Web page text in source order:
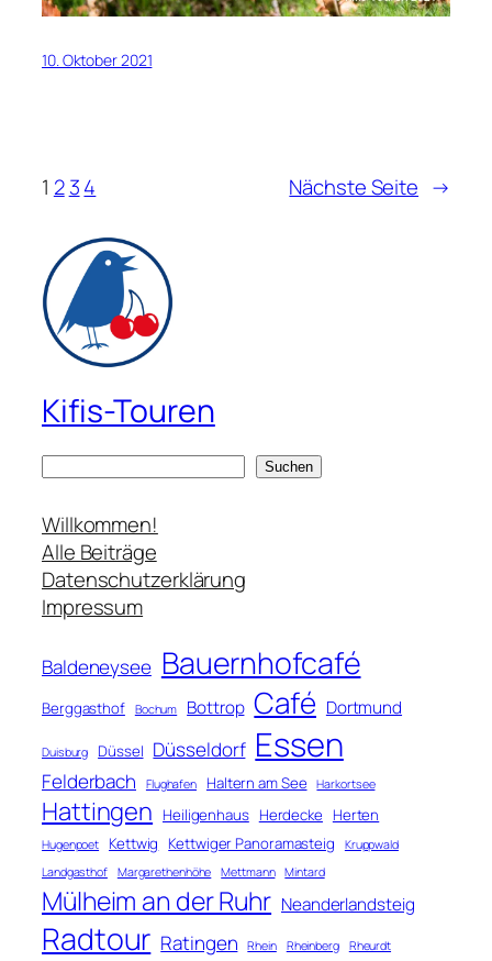
10. Oktober 2021
1 2 34 Nächste Seite →
Kifis-Touren
c
h
e
n
Suchen
Willkommen!
Alle Beiträge
Datenschutzerklärung
Impressum
Baldeneysee Bauernhofcafé
Berggasthof Bochum Bottrop Café Dortmund
Duisburg Düssel Düsseldorf Essen
Felderbach Flughafen Haltern am See Harkortsee
Hattingen Heiligenhaus Herdecke Herten
Hugenpoet Kettwig Kettwiger Panoramasteig
Kruppwald
Landgasthof
Margarethenhöhe Mettmann Mintard
Mülheim an der Ruhr Neanderlandsteig
Radtour Ratingen Rhein Rheinberg Rheurdt